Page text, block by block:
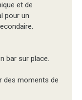
et de
pour un
bar sur place.
des moments de